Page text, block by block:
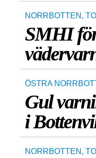
NORRBOTTEN ,
SMHI
ÖSTRA
Gul
i
NORRBOTTEN ,